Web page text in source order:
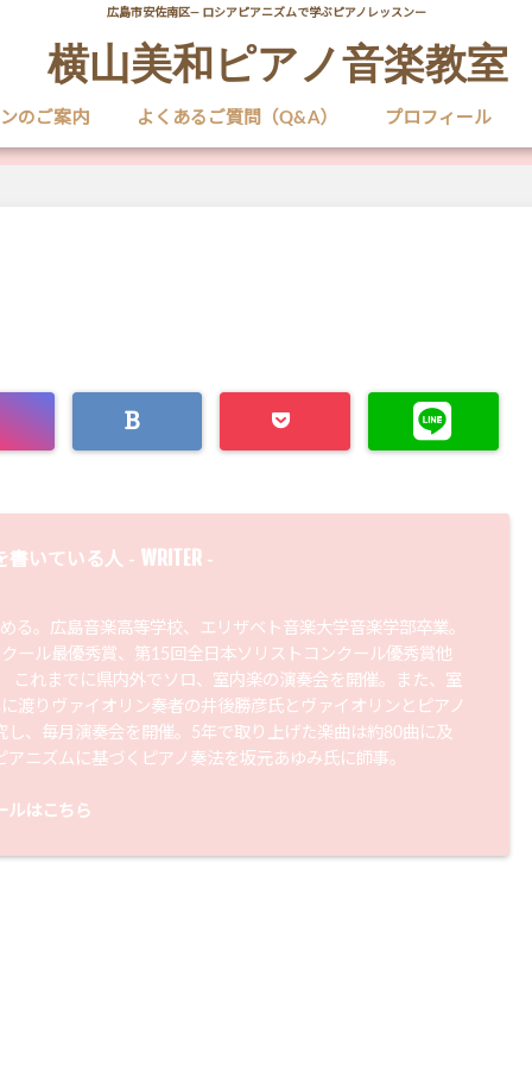
広島市安佐南区― ロシアピアニズムで学ぶピアノレッスンー
横山美和ピアノ音楽教室
のご案内 よくあるご質問（Q&A） プロフィール
書いている人 - WRITER -
る。広島音楽高等学校、エリザベト音楽大学音楽学部卒業。
ール最優秀賞、第15回全日本ソリストコンクール優秀賞他
これまでに県内外でソロ、室内楽の演奏会を開催。また、室
渡りヴァイオリン奏者の井後勝彦氏とヴァイオリンとピアノ
し、毎月演奏会を開催。5年で取り上げた楽曲は約80曲に及
アニズムに基づくピアノ奏法を坂元あゆみ氏に師事。
ルはこちら